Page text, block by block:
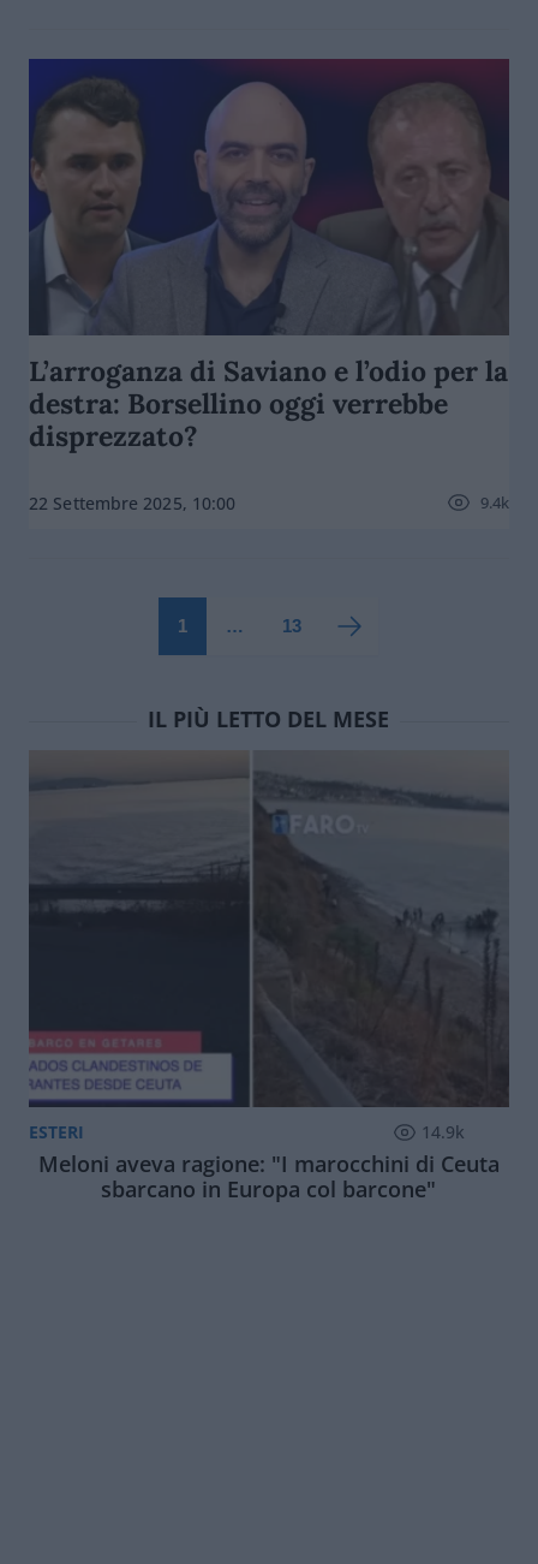
L’arroganza di Saviano e l’odio per la
destra: Borsellino oggi verrebbe
disprezzato?
22 Settembre 2025, 10:00 9.4k
1 … 13
IL PIÙ LETTO DEL MESE
ESTERI 14.9k
Meloni aveva ragione: "I marocchini di Ceuta
sbarcano in Europa col barcone"